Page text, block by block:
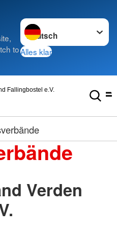
to
Sprache wechseln zu
Alles klar
Fallingbostel e.V.
Verden